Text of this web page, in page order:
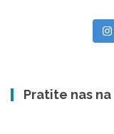
Pratite nas